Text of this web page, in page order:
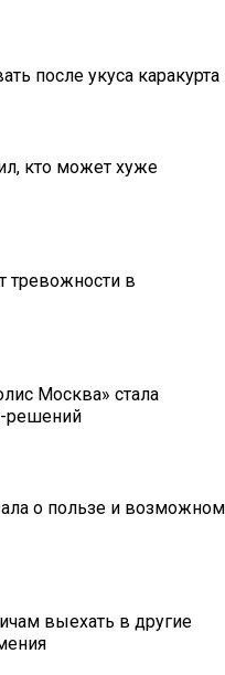
после укуса каракурта
кто может хуже
тревожности в
Москва» стала
решений
о пользе и возможном
выехать в другие